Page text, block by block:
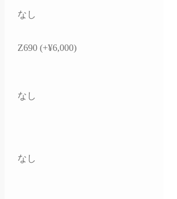
なし
Z690 (+¥6,000)
なし
なし